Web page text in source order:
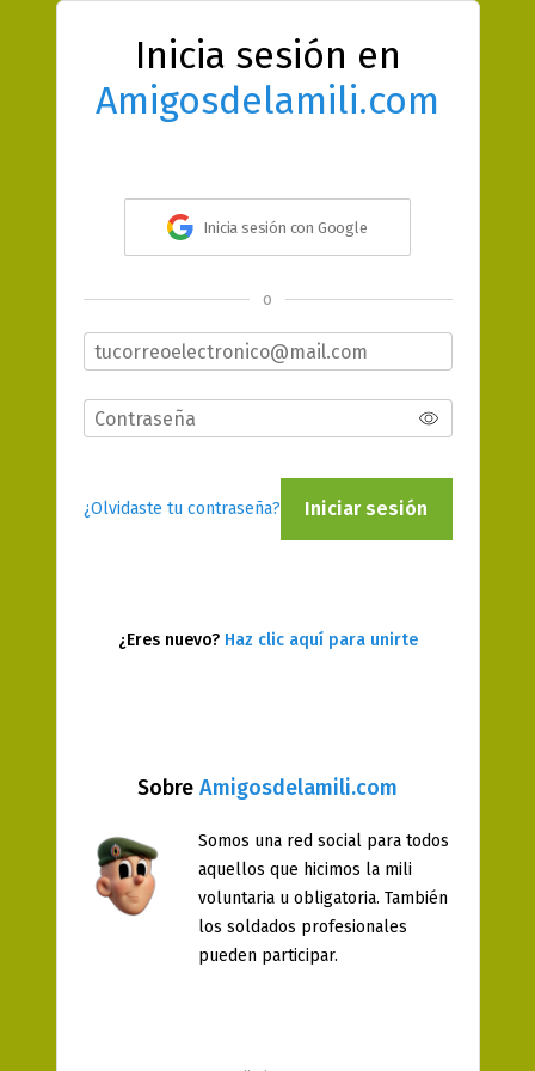
Sobre Amigosdelamili.com
Somos una red social para todos
aquellos que hicimos la mili
voluntaria u obligatoria. También
los soldados profesionales
pueden participar.
Inicia sesión en
Amigosdelamili.com
Inicia sesión con Google
o
¿Olvidaste tu contraseña? Iniciar sesión
¿Eres nuevo? Haz clic aquí para unirte